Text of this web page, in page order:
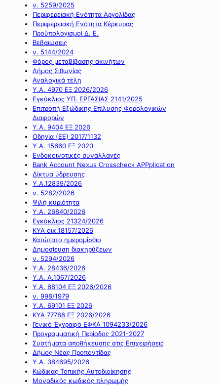
ν. 5259/2025
Περιφερειακή Ενότητα Αργολίδας
Περιφερειακή Ενότητα Κέρκυρας
Προϋπολογισμοί Δ. Ε.
Βεβαιώσεις
ν. 5144/2024
Φόρος μεταβίβασης ακινήτων
Δήμος Σιθωνίας
Αναλογικά τέλη
Υ.Α. 4970 ΕΞ 2026/2026
Εγκύκλιος ΥΠ. ΕΡΓΑΣΙΑΣ 2141/2025
Επιτροπή Εξώδικης Επίλυσης Φορολογικών
Διαφορών
Υ.Α. 9404 ΕΞ 2026
Οδηγία (ΕΕ) 2017/1132
Υ.Α. 15660 ΕΞ 2020
Ενδοκοινοτικές συναλλαγές
Bank Account Nexus Crosscheck APPplication
Δίκτυα ύδρευσης
Υ.Α.12839/2026
ν. 5282/2026
Ψιλή κυριότητα
Υ.Α. 26840/2026
Εγκύκλιος 21324/2026
ΚΥΑ οικ.18157/2026
Κατώτατο ημερομίσθιο
Δημοσίευση διακηρύξεων
ν. 5294/2026
Υ.Α. 28436/2026
Υ.Α. Α.1067/2026
Υ.Α. 68104 ΕΞ 2026/2026
ν. 998/1979
Υ.Α. 69101 ΕΞ 2026
ΚΥΑ 77788 ΕΞ 2026/2026
Γενικό Έγγραφο ΕΦΚΑ 1094233/2026
Προγραμματική Περίοδος 2021-2027
Συστήματα αποθήκευσης στις Επιχειρήσεις
Δήμος Νέας Προποντίδας
Υ.Α. 384695/2026
Κώδικας Τοπικής Αυτοδιοίκησης
Μοναδικός κωδικός πληρωμής